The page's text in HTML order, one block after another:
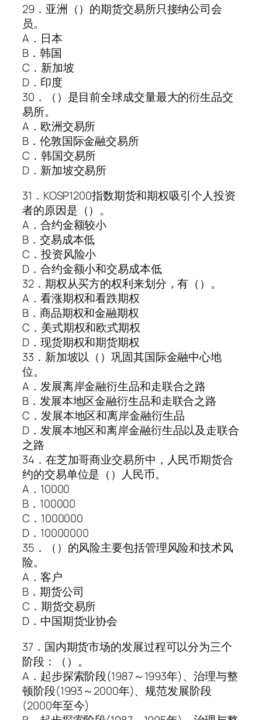
29．亚洲（）的期货交易所只接纳公司会
员。
A．日本
B．韩国
C．新加坡
D．印度
30．（）是目前全球成交量最大的衍生品交
易所。
A．欧洲交易所
B．伦敦国际金融交易所
C．韩国交易所
D．新加坡交易所
31．KOSP1200指数期货和期权吸引个人投资
者的原因是（）。
A．合约金额较小
B．交易成本低
C．投资风险小
D．合约金额小和交易成本低
32．期权从买方的权利来划分，有（）。
A．看涨期权和看跌期权
B．商品期权和金融期权
C．美式期权和欧式期权
D．现货期权和期货期权
33．新加坡以（）巩固其国际金融中心地
位。
A．发展离岸金融衍生品和走联合之路
B．发展本地区金融衍生品和走联合之路
C．发展本地区和离岸金融衍生品
D．发展本地区和离岸金融衍生品以及走联合
之路
34．在芝加哥商业交易所中，人民币期货合
约的交易单位是（）人民币。
A．10000
B．100000
C．1000000
D．10000000
35．（）的风险主要包括管理风险和技术风
险。
A．客户
B．期货公司
C．期货交易所
D．中国期货业协会
37．国内期货市场的发展过程可以分为三个
阶段：（）。
A．起步探索阶段(1987～1993年)、治理与整
顿阶段(1993～2000年)、规范发展阶段
(2000年至今)